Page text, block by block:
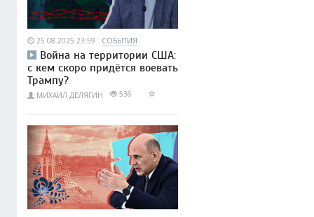
25.08.2025 23:59 СОБЫТИЯ
Война на территории США:
с кем скоро придётся воевать
Трампу?
МИХАИЛ ДЕЛЯГИН 536